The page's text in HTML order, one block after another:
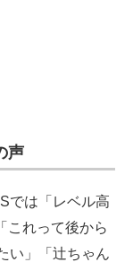
声
では「レベル高
これって後から
い」「辻ちゃん